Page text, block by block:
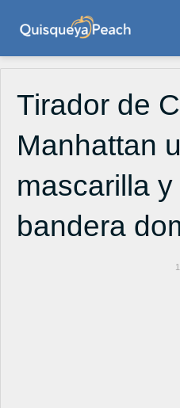
Tirador de
Manhattan
mascarilla
bandera
1